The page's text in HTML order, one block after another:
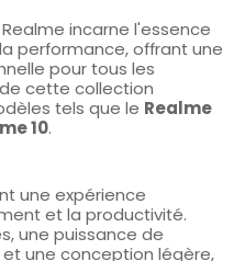
incarne l'essence
performance, offrant une
pour tous les
cette collection
tels que le Realme
10.
une expérience
et la productivité.
une puissance de
une conception légère,